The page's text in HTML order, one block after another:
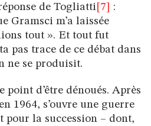
de Togliatti [7]
:
Gramsci m’a laissée
tout ». Et tout fut
pas trace de ce débat dans
ne se produisit.
d’être dénoués. Après
1964, s’ouvre une guerre
pour la succession – dont,